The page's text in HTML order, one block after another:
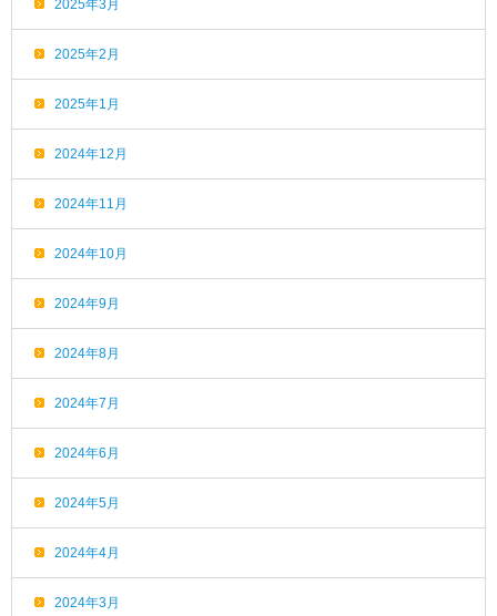
2025年3月
2025年2月
2025年1月
2024年12月
2024年11月
2024年10月
2024年9月
2024年8月
2024年7月
2024年6月
2024年5月
2024年4月
2024年3月